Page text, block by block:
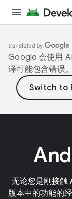
Google 会使用
译可能包含错误。
无论您是刚接触
版本中的功能的